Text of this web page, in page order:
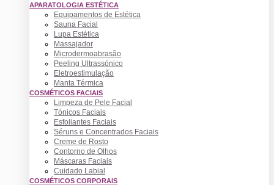
APARATOLOGIA ESTÉTICA
Equipamentos de Estética
Sauna Facial
Lupa Estética
Massajador
Microdermoabrasão
Peeling Ultrassónico
Eletroestimulação
Manta Térmica
COSMÉTICOS FACIAIS
Limpeza de Pele Facial
Tónicos Faciais
Esfoliantes Faciais
Séruns e Concentrados Faciais
Creme de Rosto
Contorno de Olhos
Máscaras Faciais
Cuidado Labial
COSMÉTICOS CORPORAIS